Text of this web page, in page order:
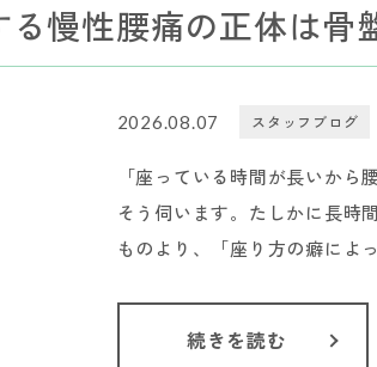
慢性腰痛の正体は骨
2026.08.07 スタッフブログ
「座っている時間が長いか
そう伺います。たしかに長時
ものより、「座り方の癖によ
続きを読む